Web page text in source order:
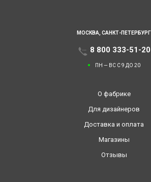
МОСКВА, САНКТ-ПЕТЕРБУРГ
8 800 333-51-20
ПН — ВС С 9 ДО 20
О фабрике
Для дизайнеров
Доставка и оплата
Магазины
Отзывы